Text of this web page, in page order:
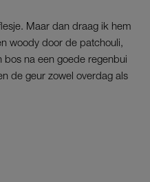
Maar dan draag ik hem
woody door de patchouli,
na een goede regenbui
de geur zowel overdag als